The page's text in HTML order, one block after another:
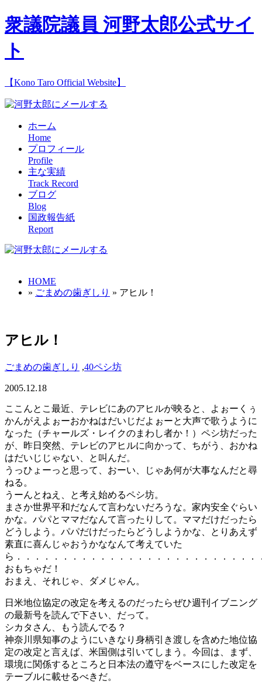
衆議院議員 河野太郎公式サイ
ト
【Kono Taro Official Website】
ホーム
Home
プロフィール
Profile
主な実績
Track Record
ブログ
Blog
国政報告紙
Report
HOME
» ごまめの歯ぎしり » アヒル！
アヒル！
ごまめの歯ぎしり ,40ペシ坊
2005.12.18
ここんとこ最近、テレビにあのアヒルが映ると、よぉーくぅ
かんがえよぉーおかねはだいじだよぉーと大声で歌うように
なった（チャールズ・レイクのまわし者か！）ペシ坊だった
が、昨日突然、テレビのアヒルに向かって、ちがう、おかね
はだいじじゃない、と叫んだ。
うっひょーっと思って、おーい、じゃあ何が大事なんだと尋
ねる。
うーんとねえ、と考え始めるペシ坊。
まさか世界平和だなんて言わないだろうな。家内安全ぐらい
かな。パパとママだなんて言ったりして。ママだけだったら
どうしよう。パパだけだったらどうしようかな、とりあえず
素直に喜んじゃおうかななんて考えていた
ら．．．．．．．．．．．．．．．．．．．．．．．．．
おもちゃだ！
おまえ、それじゃ、ダメじゃん。
日米地位協定の改定を考えるのだったらぜひ週刊イブニング
の最新号を読んで下さい、だって。
シカタさん、もう読んでる？
神奈川県知事のようにいきなり身柄引き渡しを含めた地位協
定の改定と言えば、米国側は引いてしまう。今回は、まず、
環境に関係するところと日本法の遵守をベースにした改定を
テーブルに載せるべきだ。